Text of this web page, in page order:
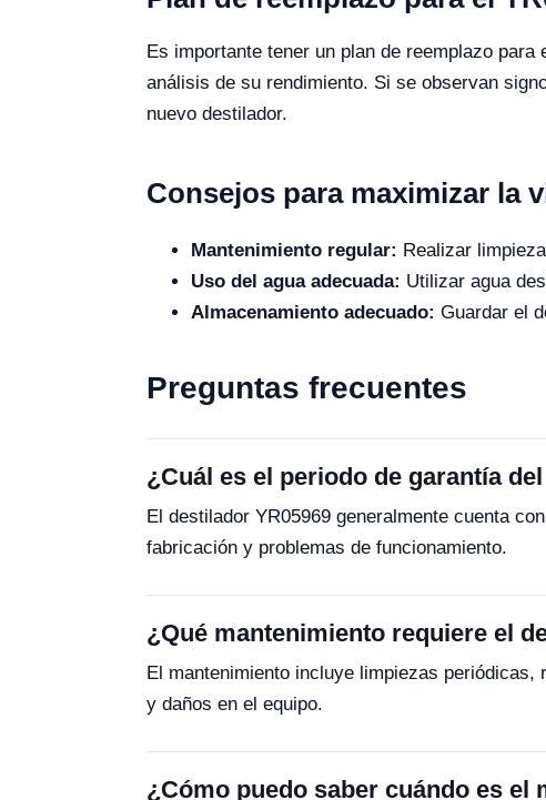
Es importante tener un plan de reemplazo
análisis de su rendimiento. Si se observan
nuevo destilador.
Consejos para maximizar la
Mantenimiento regular: Realizar
Uso del agua adecuada: Utilizar agua
Almacenamiento adecuado: Guardar el
Preguntas frecuentes
¿Cuál es el periodo de garantía
El destilador YR05969 generalmente cuenta
fabricación y problemas de funcionamiento.
¿Qué mantenimiento requiere el
El mantenimiento incluye limpiezas
y daños en el equipo.
¿Cómo puedo saber cuándo es el